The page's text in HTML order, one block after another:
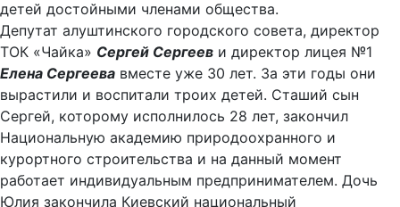
детей достойными членами общества.
Депутат алуштинского городского совета, директор
ТОК «Чайка» Сергей Сергеев и директор лицея №1
Елена Сергеева вместе уже 30 лет. За эти годы они
вырастили и воспитали троих детей. Сташий сын
Сергей, которому исполнилось 28 лет, закончил
Национальную академию природоохранного и
курортного строительства и на данный момент
работает индивидуальным предпринимателем. Дочь
Юлия закончила Киевский национальный